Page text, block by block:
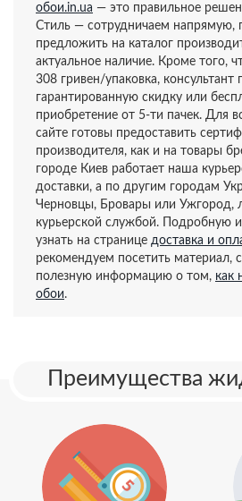
обои.in.ua — это правильное
Стиль — сотрудничаем напрямую,
предложить на каталог
актуальное наличие. Кроме того,
308 гривен/упаковка,
гарантированную скидку или
приобретение от 5-ти пачек. Для
сайте готовы предоставить
производителя, как и на товары
городе Киев работает наша
доставки, а по другим городам
Черновцы, Бровары или Ужгород,
курьерской службой.
узнать на странице доставка и
рекомендуем посетить материал,
полезную информацию о том, как
обои.
Преимущества